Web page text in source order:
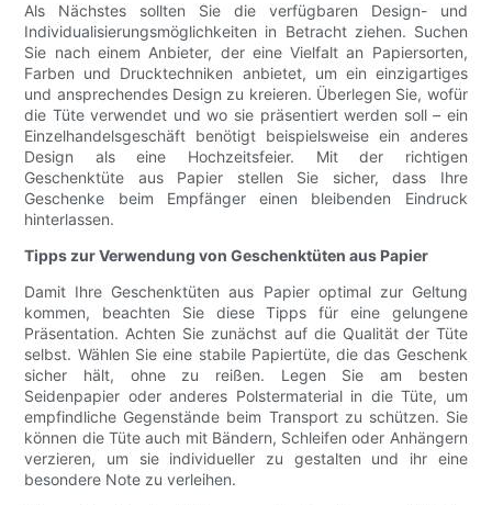
Als Nächstes sollten Sie die verfügbaren Design- und
Individualisierungsmöglichkeiten in Betracht ziehen. Suchen
Sie nach einem Anbieter, der eine Vielfalt an Papiersorten,
Farben und Drucktechniken anbietet, um ein einzigartiges
und ansprechendes Design zu kreieren. Überlegen Sie, wofür
die Tüte verwendet und wo sie präsentiert werden soll – ein
Einzelhandelsgeschäft benötigt beispielsweise ein anderes
Design als eine Hochzeitsfeier. Mit der richtigen
Geschenktüte aus Papier stellen Sie sicher, dass Ihre
Geschenke beim Empfänger einen bleibenden Eindruck
hinterlassen.
Tipps zur Verwendung von Geschenktüten aus Papier
Damit Ihre Geschenktüten aus Papier optimal zur Geltung
kommen, beachten Sie diese Tipps für eine gelungene
Präsentation. Achten Sie zunächst auf die Qualität der Tüte
selbst. Wählen Sie eine stabile Papiertüte, die das Geschenk
sicher hält, ohne zu reißen. Legen Sie am besten
Seidenpapier oder anderes Polstermaterial in die Tüte, um
empfindliche Gegenstände beim Transport zu schützen. Sie
können die Tüte auch mit Bändern, Schleifen oder Anhängern
verzieren, um sie individueller zu gestalten und ihr eine
besondere Note zu verleihen.